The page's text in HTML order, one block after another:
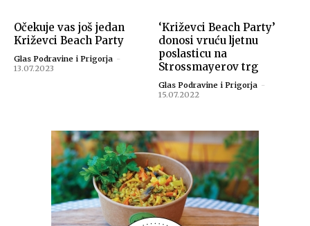
Očekuje vas još jedan
Križevci Beach Party
Glas Podravine i Prigorja -
13.07.2023
‘Križevci Beach Party’
donosi vruću ljetnu
poslasticu na
Strossmayerov trg
Glas Podravine i Prigorja -
15.07.2022